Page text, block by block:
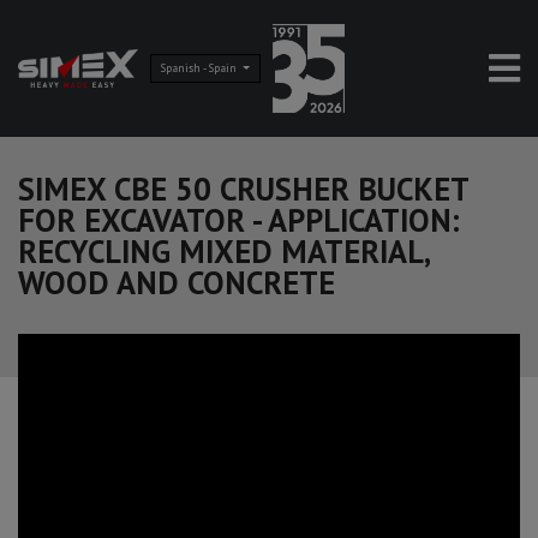
Spanish - Spain
SIMEX CBE 50 CRUSHER BUCKET
FOR EXCAVATOR - APPLICATION:
RECYCLING MIXED MATERIAL,
WOOD AND CONCRETE